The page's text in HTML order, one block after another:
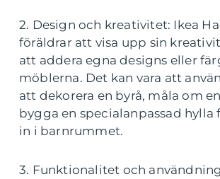
2. Design och kreativitet: Ikea
föräldrar att visa upp sin
att addera egna designs eller
möblerna. Det kan vara att
att dekorera en byrå, måla om
bygga en specialanpassad hylla
in i barnrummet.
3. Funktionalitet och